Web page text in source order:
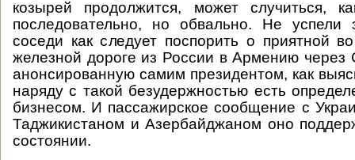
козырей продолжится, может случиться,
последовательно, но обвально. Не успели
соседи как следует поспорить о приятной
железной дороге из России в Армению через
анонсированную самим президентом, как
наряду с такой безудержностью есть
бизнесом. И пассажирское сообщение с
Таджикистаном и Азербайджаном оно
состоянии.